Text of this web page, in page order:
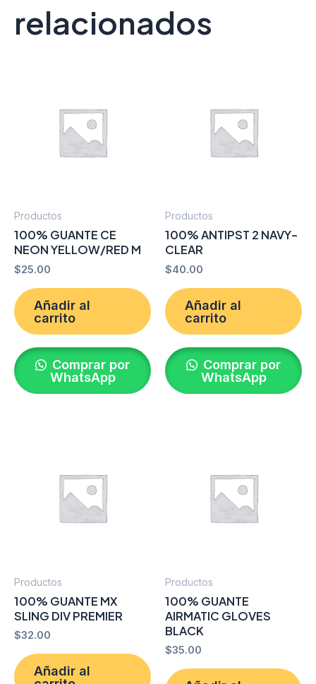
relacionados
Productos
100% GUANTE CE
NEON YELLOW/RED M
$25.00
Añadir al
carrito
Comprar por
WhatsApp
Productos
100% ANTIPST 2 NAVY-
CLEAR
$40.00
Añadir al
carrito
Comprar por
WhatsApp
Productos
100% GUANTE MX
SLING DIV PREMIER
$32.00
Añadir al
Productos
100% GUANTE
AIRMATIC GLOVES
BLACK
$35.00